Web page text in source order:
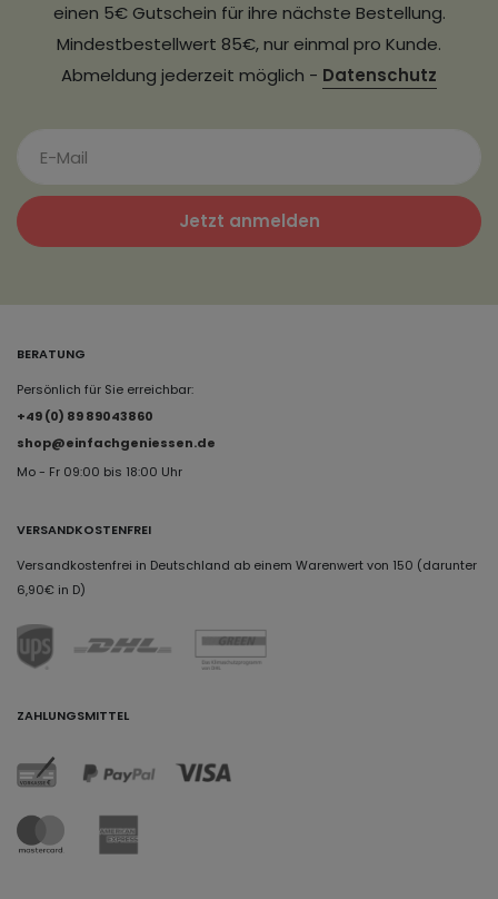
einen 5€ Gutschein für ihre nächste Bestellung.
Mindestbestellwert 85€, nur einmal pro Kunde.
Abmeldung jederzeit möglich - Datenschutz
Jetzt anmelden
BERATUNG
Persönlich für Sie erreichbar:
+49 (0) 89 89043860
shop@einfachgeniessen.de
Mo - Fr 09:00 bis 18:00 Uhr
VERSANDKOSTENFREI
Versandkostenfrei in Deutschland ab einem Warenwert von 150 (darunter
6,90€ in D)
ZAHLUNGSMITTEL